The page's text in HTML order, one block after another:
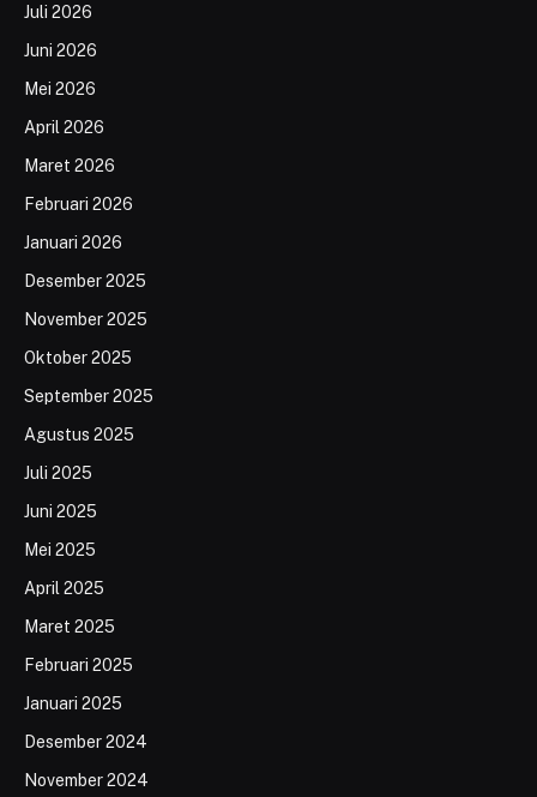
Juli 2026
Juni 2026
Mei 2026
April 2026
Maret 2026
Februari 2026
Januari 2026
Desember 2025
November 2025
Oktober 2025
September 2025
Agustus 2025
Juli 2025
Juni 2025
Mei 2025
April 2025
Maret 2025
Februari 2025
Januari 2025
Desember 2024
November 2024